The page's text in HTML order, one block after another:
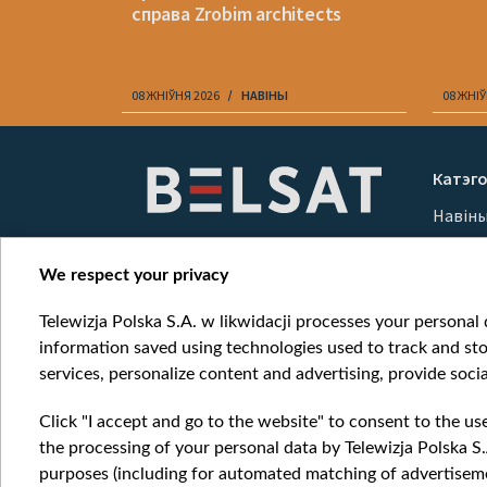
справа Zrobim architects
08 ЖНІЎНЯ 2026 НАВІНЫ 08
Навіны
Вайна
We respect your privacy
Telewizja Polska S.A. w likwidacji processes your
information saved using technologies used to track and
services, personalize content and advertising, provide
Click "I accept and go to the website" to consent to the
the processing of your personal data by Telewizja Polska
purposes (including for automated matching of